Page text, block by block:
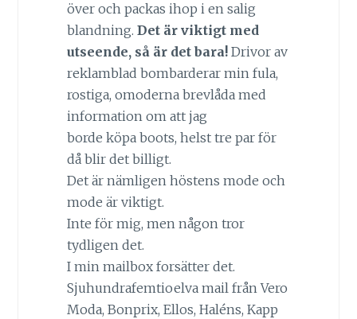
över och packas ihop i en salig
blandning. Det är viktigt med
utseende, så är det bara! Drivor av
reklamblad bombarderar min fula,
rostiga, omoderna brevlåda med
information om att jag
borde köpa boots, helst tre par för
då blir det billigt.
Det är nämligen höstens mode och
mode är viktigt.
Inte för mig, men någon tror
tydligen det.
I min mailbox forsätter det.
Sjuhundrafemtioelva mail från Vero
Moda, Bonprix, Ellos, Haléns, Kapp